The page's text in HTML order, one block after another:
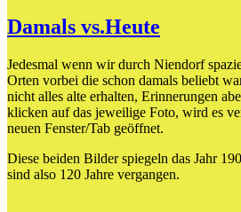
Damals vs.Heute
Jedesmal wenn wir durch Niendorf
Orten vorbei die schon damals beliebt
nicht alles alte erhalten, Erinnerungen
klicken auf das jeweilige Foto, wird es
neuen Fenster/Tab geöffnet.
Diese beiden Bilder spiegeln das Jahr
sind also 120 Jahre vergangen.